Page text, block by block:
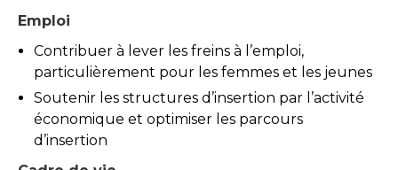
Emploi
Contribuer à lever les freins à l’emploi,
particulièrement pour les femmes et les jeunes
Soutenir les structures d’insertion par l’activité
économique et optimiser les parcours
d’insertion